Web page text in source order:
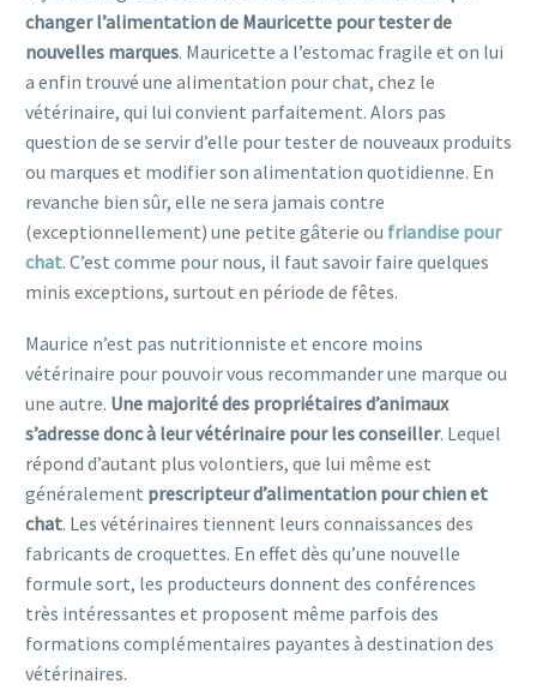
changer l’alimentation de Mauricette pour tester de
nouvelles marques. Mauricette a l’estomac fragile et on lui
a enfin trouvé une alimentation pour chat, chez le
vétérinaire, qui lui convient parfaitement. Alors pas
question de se servir d’elle pour tester de nouveaux produits
ou marques et modifier son alimentation quotidienne. En
revanche bien sûr, elle ne sera jamais contre
(exceptionnellement) une petite gâterie ou friandise pour
chat. C’est comme pour nous, il faut savoir faire quelques
minis exceptions, surtout en période de fêtes.
Maurice n’est pas nutritionniste et encore moins
vétérinaire pour pouvoir vous recommander une marque ou
une autre. Une majorité des propriétaires d’animaux
s’adresse donc à leur vétérinaire pour les conseiller. Lequel
répond d’autant plus volontiers, que lui même est
généralement prescripteur d’alimentation pour chien et
chat. Les vétérinaires tiennent leurs connaissances des
fabricants de croquettes. En effet dès qu’une nouvelle
formule sort, les producteurs donnent des conférences
très intéressantes et proposent même parfois des
formations complémentaires payantes à destination des
vétérinaires.